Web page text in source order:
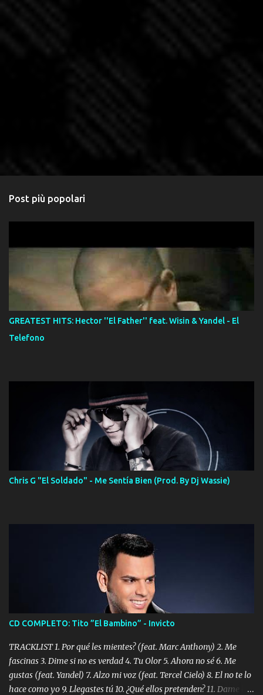
Post più popolari
GREATEST HITS: Hector ''El Father'' feat. Wisin & Yandel - El
Telefono
Chris G "El Soldado" - Me Sentía Bien (Prod. By Dj Wassie)
CD COMPLETO: Tito ”El Bambino” - Invicto
TRACKLIST 1. Por qué les mientes? (feat. Marc Anthony) 2. Me
fascinas 3. Dime si no es verdad 4. Tu Olor 5. Ahora no sé 6. Me
gustas (feat. Yandel) 7. Alzo mi voz (feat. Tercel Cielo) 8. El no te lo
hace como yo 9. Llegastes tú 10. ¿Qué ellos pretenden? 11. Dame la